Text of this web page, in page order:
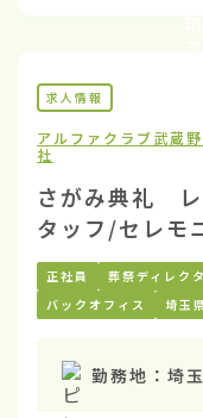
求人情報
アルファクラブ武蔵
社
さがみ典礼 レ
タッフ/セレモ
正社員
葬祭ディレク
バックオフィス
埼玉県
勤務地： 埼